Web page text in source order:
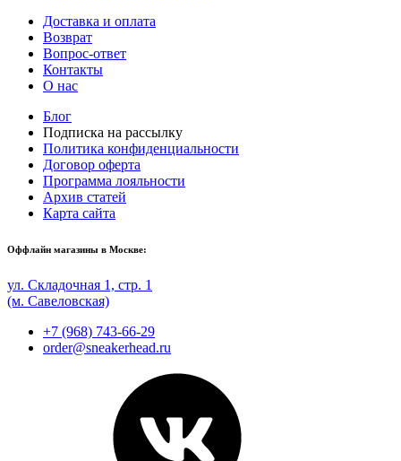
Доставка и оплата
Возврат
Вопрос-ответ
Контакты
О нас
Блог
Подписка на рассылку
Политика конфиденциальности
Договор оферта
Программа лояльности
Архив статей
Карта сайта
Оффлайн магазины в Москве:
ул. Складочная 1, стр. 1
(м. Савеловская)
+7 (968) 743-66-29
order@sneakerhead.ru